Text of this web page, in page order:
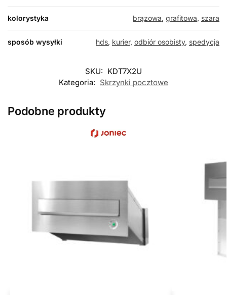
kolorystyka brązowa, grafitowa, szara
sposób wysyłki hds, kurier, odbiór osobisty, spedycja
SKU: KDT7X2U
Kategoria: Skrzynki pocztowe
Podobne produkty